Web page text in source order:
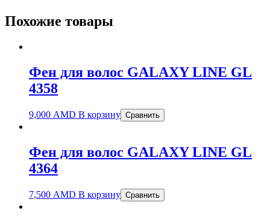
Похожие товары
Фен для волос GALAXY LINE GL
4358
9,000 AMD В корзину Сравнить
Фен для волос GALAXY LINE GL
4364
7,500 AMD В корзину Сравнить